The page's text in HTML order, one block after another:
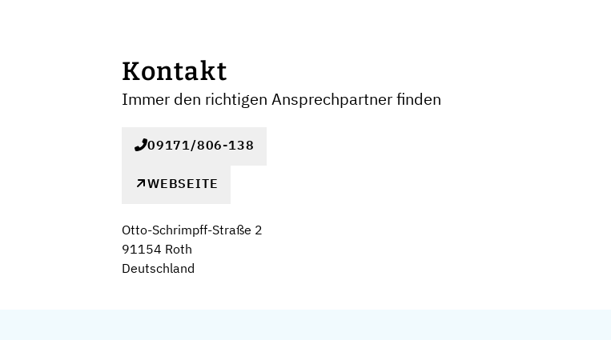
Kontakt
Immer den richtigen Ansprechpartner finden
09171/806-138
WEBSEITE
Otto-Schrimpff-Straße 2
91154 Roth
Deutschland